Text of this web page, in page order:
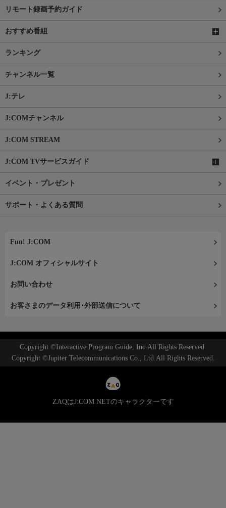
リモート録画予約ガイド
おすすめ番組
ランキング
チャンネル一覧
J:テレ
J:COMチャンネル
J:COM STREAM
J:COM TVサービスガイド
イベント・プレゼント
サポート・よくある質問
Fun! J:COM
J:COM オフィシャルサイト
お問い合わせ
お客さまのデータ利用･外部送信について
Copyright ©Interactive Program Guide, Inc.All Rights Reserved.
Copyright ©Jupiter Telecommunications Co., Ltd.All Rights Reserved.
ZAQはJ:COM NETのキャラクターです